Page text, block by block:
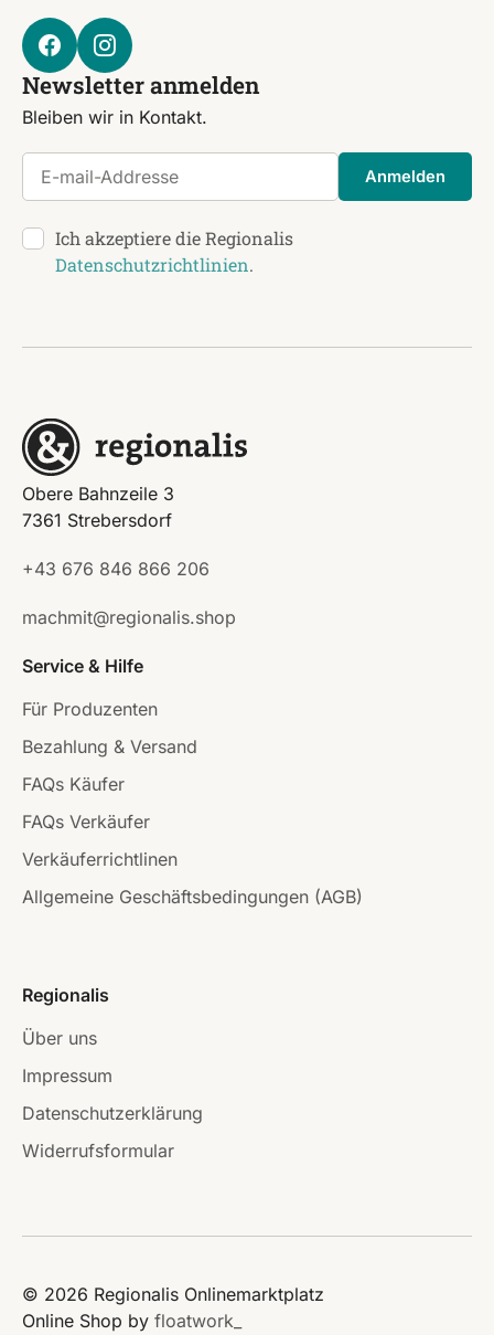
Newsletter anmelden
Bleiben wir in Kontakt.
E-mail-Addresse
Anmelden
Ich akzeptiere die Regionalis
Datenschutzrichtlinien.
Obere Bahnzeile 3
7361 Strebersdorf
+43 676 846 866 206
machmit@regionalis.shop
Service & Hilfe
Für Produzenten
Bezahlung & Versand
FAQs Käufer
FAQs Verkäufer
Verkäuferrichtlinen
Allgemeine Geschäftsbedingungen (AGB)
Regionalis
Über uns
Impressum
Datenschutzerklärung
Widerrufsformular
© 2026 Regionalis Onlinemarktplatz
Online Shop by floatwork_